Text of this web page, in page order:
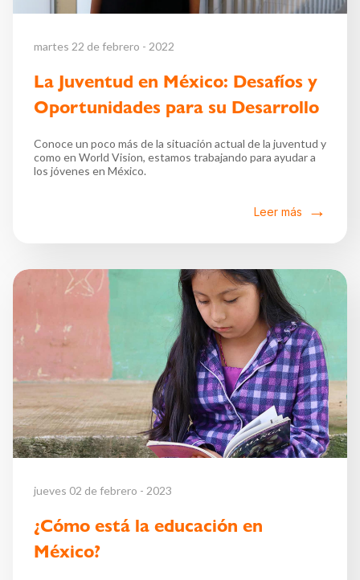
martes 22 de febrero - 2022
La Juventud en México: Desafíos y
Oportunidades para su Desarrollo
Conoce un poco más de la situación actual de la juventud y
como en World Vision, estamos trabajando para ayudar a
los jóvenes en México.
Leer más
jueves 02 de febrero - 2023
¿Cómo está la educación en
México?